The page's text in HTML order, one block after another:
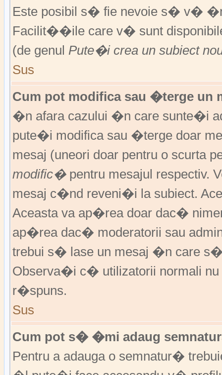
Este posibil s� fie nevoie s� v�
Facilit��ile care v� sunt
(de genul Pute�i crea un subiect
Sus
Cum pot modifica sau �terge un
�n afara cazului �n care sunte�i
pute�i modifica sau �terge doar
mesaj (uneori doar pentru o
modific�pentru mesajul respectiv.
mesaj c�nd reveni�i la subiect.
Aceasta va ap�rea doar dac�
ap�rea dac� moderatorii sau
trebui s� lase un mesaj �n care
Observa�i c� utilizatorii normali
r�spuns.
Sus
Cum pot s� �mi adaug
Pentru a adauga o semnatur�